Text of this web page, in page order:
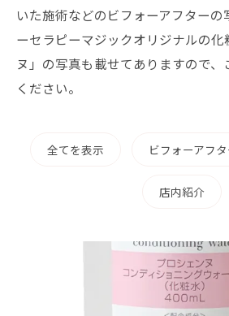
いた施術などのビフォーアフターの
ーセラピーマジックオリジナルの
ヌ」の写真も載せてありますので
ください。
全てを表示 ビフォーアフタ
店内紹介